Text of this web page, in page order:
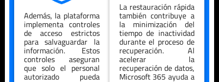
Además, la plataforma
implementa controles
de acceso estrictos
para salvaguardar la
información. Estos
controles aseguran
que solo el personal
autorizado pueda
La restauración rápida
también contribuye a
la minimización del
tiempo de inactividad
durante el proceso de
recuperación. Al
acelerar la
recuperación de datos,
Microsoft 365 ayuda a